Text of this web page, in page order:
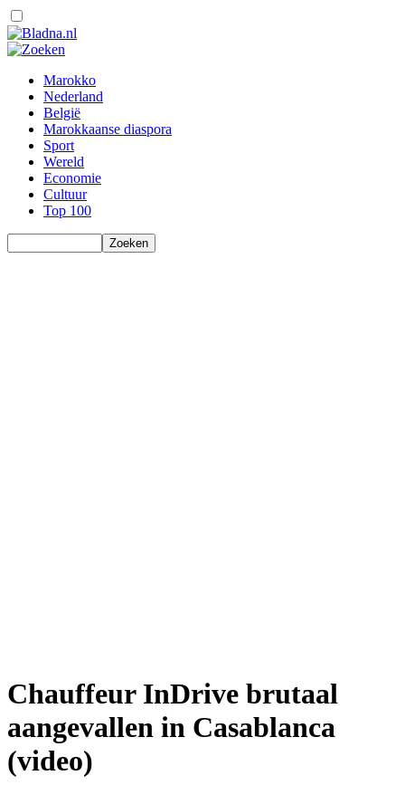
Marokko
Nederland
België
Marokkaanse diaspora
Sport
Wereld
Economie
Cultuur
Top 100
Chauffeur InDrive brutaal
aangevallen in Casablanca
(video)